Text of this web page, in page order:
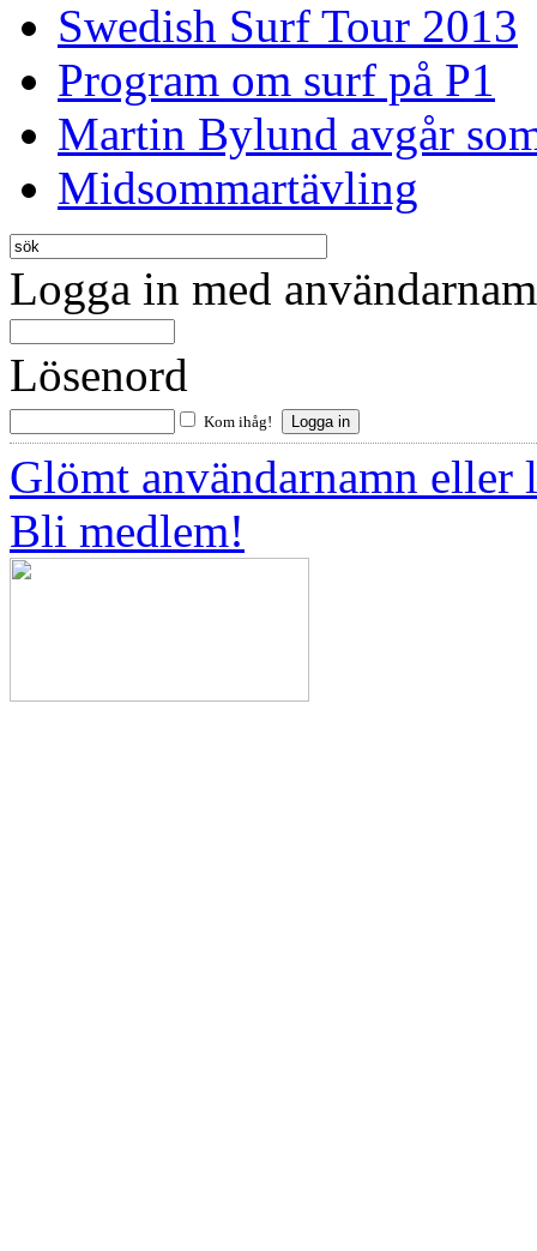
Swedish Surf Tour 2013
Program om surf på P1
Martin Bylund avgår
Midsommartävling
Logga in med
Lösenord
Kom ihåg!
Glömt användarnamn eller
Bli medlem!